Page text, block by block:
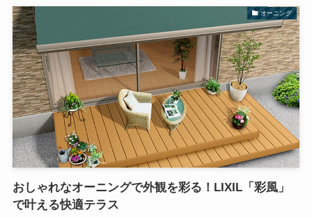
オーニング
おしゃれなオーニングで外観を彩る！LIXIL「彩風」
で叶える快適テラス